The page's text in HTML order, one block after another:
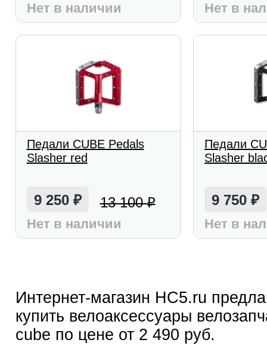
Нет в наличии Нет в
Педали CUBE Pedals
Slasher red
9 250 ₽ 13 100₽
Нет в наличии
Педали
Slasher
9 750₽
Нет в
Интернет-магазин HC5.ru
купить велоаксессуары
cube по цене от 2 490 руб.